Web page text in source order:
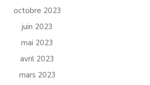
octobre 2023
juin 2023
mai 2023
avril 2023
mars 2023